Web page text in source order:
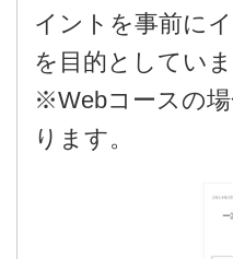
イントを事前に
を目的としていま
※Webコースの
ります。